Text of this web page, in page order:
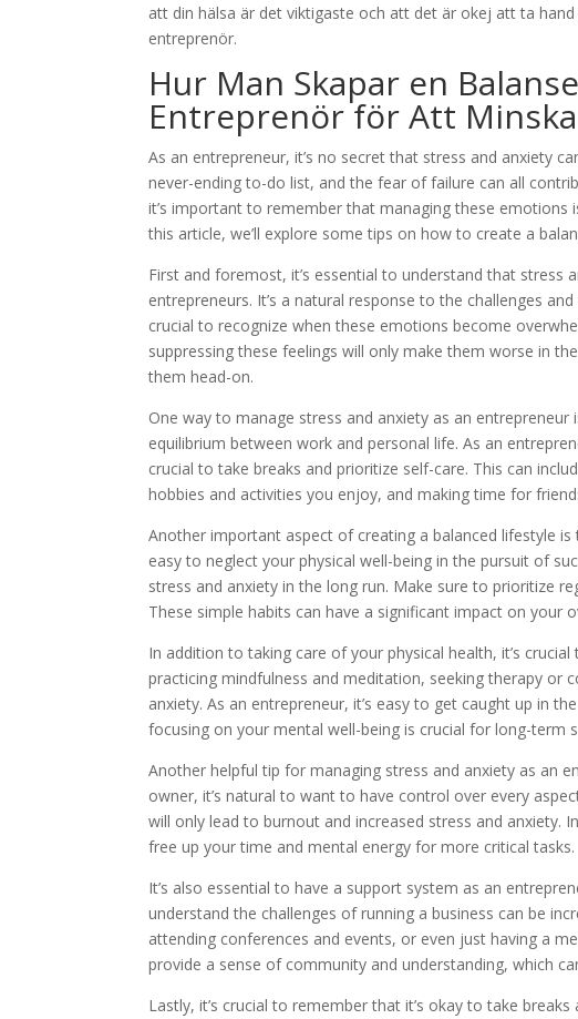
att din hälsa är det viktigaste och att det är okej att ta
entreprenör.
Hur Man Skapar en
Entreprenör för Att
As an entrepreneur, it’s no secret that stress and anxiety
never-ending to-do list, and the fear of failure can all
it’s important to remember that managing these
this article, we’ll explore some tips on how to create a
First and foremost, it’s essential to understand that
entrepreneurs. It’s a natural response to the challenges
crucial to recognize when these emotions become
suppressing these feelings will only make them worse in
them head-on.
One way to manage stress and anxiety as an
equilibrium between work and personal life. As an
crucial to take breaks and prioritize self-care. This can
hobbies and activities you enjoy, and making time for
Another important aspect of creating a balanced lifestyle
easy to neglect your physical well-being in the pursuit of
stress and anxiety in the long run. Make sure to prioritize
These simple habits can have a significant impact on your
In addition to taking care of your physical health, it’s
practicing mindfulness and meditation, seeking therapy or
anxiety. As an entrepreneur, it’s easy to get caught up in
focusing on your mental well-being is crucial for long-term
Another helpful tip for managing stress and anxiety as an
owner, it’s natural to want to have control over every
will only lead to burnout and increased stress and
free up your time and mental energy for more critical tasks.
It’s also essential to have a support system as an
understand the challenges of running a business can be
attending conferences and events, or even just having a
provide a sense of community and understanding, which
Lastly, it’s crucial to remember that it’s okay to take